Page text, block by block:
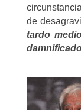
de
tardo